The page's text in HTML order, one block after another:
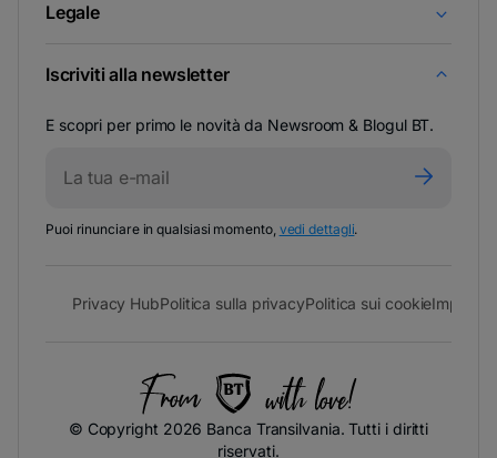
Legale
Iscriviti alla newsletter
E scopri per primo le novità da Newsroom & Blogul BT.
Puoi rinunciare in qualsiasi momento, vedi dettagli-
una
.
Privacy Hub- si apre in una nuova scheda
Politica sulla privacy- si apre in una nuova
Politica sui cookie- si apre
© Copyright 2026 Banca Transilvania. Tutti i diritti
riservati.